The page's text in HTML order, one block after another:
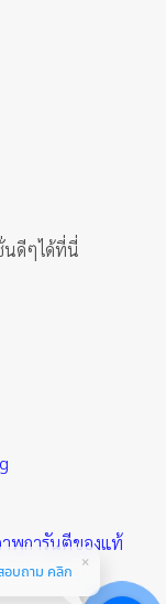
นดีๆได้ที่นี่
าพการันตีของแท้
อบถาม คลิก